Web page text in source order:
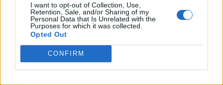
I want to opt-out of Collection, Use,
Retention, Sale, and/or Sharing of my
Personal Data that Is Unrelated with the
Purposes for which it was collected.
Opted Out
CONFIRM
VAI ALLA VERSIONE CLASSICA